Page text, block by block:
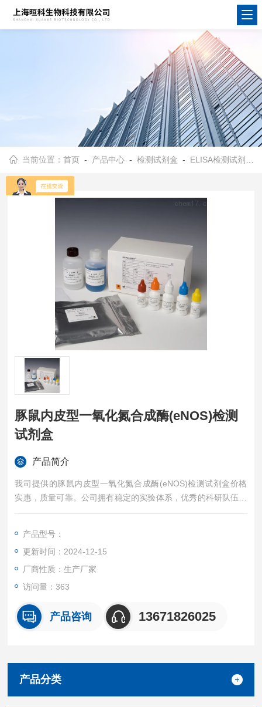
当前位置：首页 - 产品中心 -检测试剂盒 - ELISA检测试剂盒
豚鼠内皮型一氧化氮合成酶(eNOS)检测
试剂盒
产品简介
我司提供的豚鼠内皮型一氧化氮合成酶(eNOS)检测试剂盒价格
实惠，质量可靠。公司拥有稳定的实验体系，优秀的科研队伍，
准确的实验结果，是您值得信赖的合作伙伴，凡购买我司的试剂
产品型号：
更新时间：2024-12-15
厂商性质：生产厂家
访问量：363
产品咨询 13671826025
产品分类